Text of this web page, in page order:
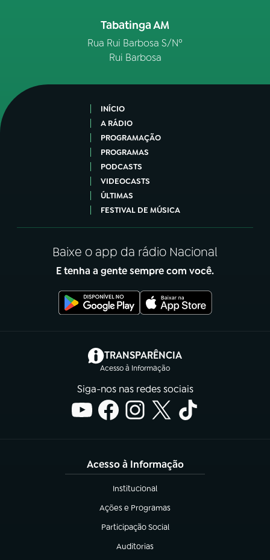
Tabatinga AM
Rua Rui Barbosa S/Nº
Rui Barbosa
INÍCIO
A RÁDIO
PROGRAMAÇÃO
PROGRAMAS
PODCASTS
VIDEOCASTS
ÚLTIMAS
FESTIVAL DE MÚSICA
Baixe o app da rádio Nacional
E tenha a gente sempre com você.
TRANSPARÊNCIA
Acesso à Informação
(abre em nova aba)
Siga-nos nas redes sociais
Acesso à Informação
Institucional
(abre em nova aba)
Ações e Programas
(abre em nova aba)
Participação Social
(abre em nova aba)
Auditorias
(abre em nova aba)